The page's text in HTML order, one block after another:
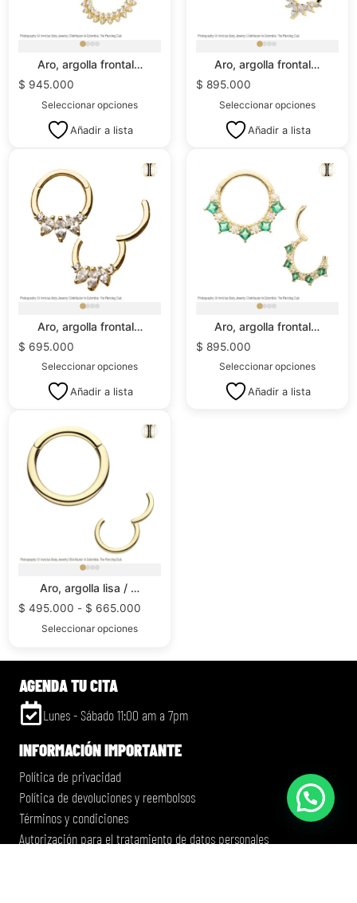
Aro, argolla frontal…
$ 945.000
Seleccionar opciones
Añadir a lista
Aro, argolla frontal…
$ 895.000
Seleccionar opciones
Añadir a lista
Aro, argolla frontal…
$ 695.000
Seleccionar opciones
Añadir a lista
Aro, argolla frontal…
$ 895.000
Seleccionar opciones
Añadir a lista
Aro, argolla lisa / …
$ 495.000 - $ 665.000
Seleccionar opciones
AGENDA TU CITA
Lunes - Sábado 11:00 am a 7pm
INFORMACIÓN IMPORTANTE
Política de privacidad
Política de devoluciones y reembolsos
Términos y condiciones
Autorización para el tratamiento de datos personales